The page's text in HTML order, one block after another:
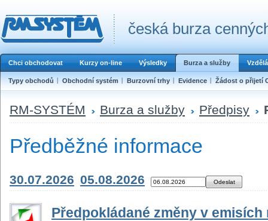
česká burza
Chci obchodovat Kurzy on-line Výsledky Burza a služby
Typy obchodů Obchodní systém Burzovní trhy Evidence Žádost o přijetí
RM-SYSTÉM Burza a služby Předpisy
Předběžné informace
30.07.2026 05.08.2026
Předpokládané změny v emisích